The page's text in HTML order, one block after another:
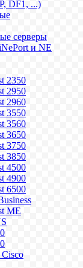
DF1, ...)
серверы
и NE
2350
2950
2960
3550
3560
3650
3750
3850
4500
4900
6500
ME